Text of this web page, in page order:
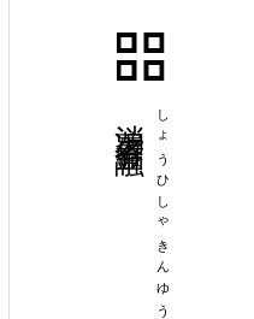
しょうひしゃきんゆう